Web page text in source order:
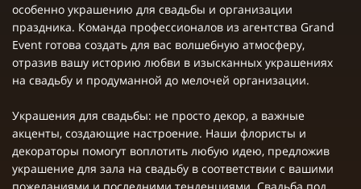
особенно украшению для свадьбы и организации
праздника. Команда профессионалов из агентства Grand
Event готова создать для вас волшебную атмосферу,
отразив вашу историю любви в изысканных украшениях
на свадьбу и продуманной до мелочей организации.
Украшения для свадьбы: не просто декор, а важные
акценты, создающие настроение. Наши флористы и
декораторы помогут воплотить любую идею, предложив
украшение для зала на свадьбу в соответствии с вашими
пожеланиями и последними тенденциями. Свадьба под